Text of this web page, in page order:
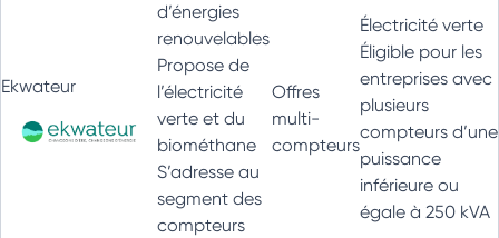
Ekwateur
d’énergies
renouvelables
Propose de
l’électricité
verte et du
biométhane
S’adresse au
segment des
compteurs
Offres
multi-
compteurs
Électricité verte
Éligible pour les
entreprises avec
plusieurs
compteurs d’une
puissance
inférieure ou
égale à 250 kVA